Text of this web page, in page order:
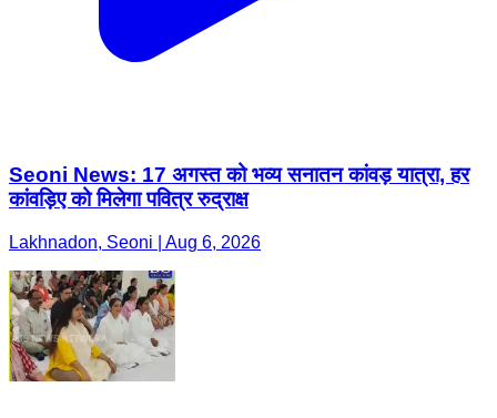
Seoni News: 17 अगस्त को भव्य सनातन कांवड़ यात्रा, हर
कांवड़िए को मिलेगा पवित्र रुद्राक्ष
Lakhnadon, Seoni | Aug 6, 2026